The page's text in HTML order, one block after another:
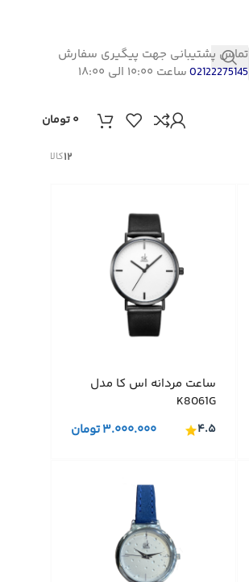
تماس پشتیبانی جهت پیگیری سفارش
02122275145ساعت ۱۰:۰۰ الی ۱۸:۰۰
۰تومان
۱۲کالا
ساعت مردانه اس کا مدل
K8061G
۳.۰۰۰.۰۰۰تومان ۴.۵